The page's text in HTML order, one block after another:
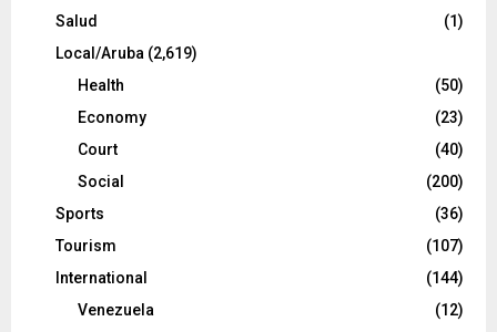
Salud
(1)
Local/Aruba (2,619)
Health
(50)
Economy
(23)
Court
(40)
Social
(200)
Sports
(36)
Tourism
(107)
International
(144)
Venezuela
(12)